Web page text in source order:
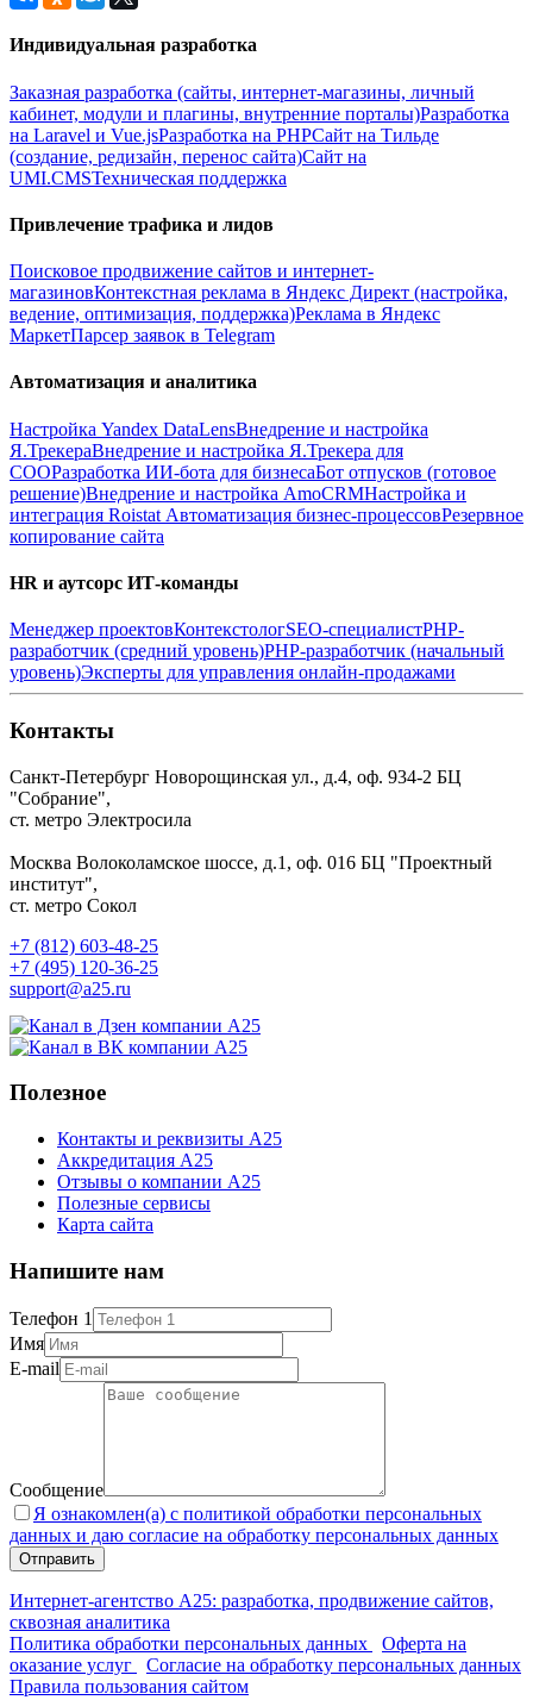
Индивидуальная разработка
Заказная разработка (сайты, интернет-магазины, личный
кабинет, модули и плагины, внутренние порталы)Разработка
на Laravel и Vue.jsРазработка на PHPСайт на Тильде
(создание, редизайн, перенос сайта)Сайт на
UMI.CMSТехническая поддержка
Привлечение трафика и лидов
Поисковое продвижение сайтов и интернет-
магазиновКонтекстная реклама в Яндекс Директ (настройка,
ведение, оптимизация, поддержка)Реклама в Яндекс
МаркетПарсер заявок в Telegram
Автоматизация и аналитика
Настройка Yandex DataLensВнедрение и настройка
Я.ТрекераВнедрение и настройка Я.Трекера для
СООРазработка ИИ-бота для бизнесаБот отпусков (готовое
решение)Внедрение и настройка AmoCRMНастройка и
интеграция Roistat Автоматизация бизнес-процессовРезервное
копирование сайта
HR и аутсорс ИТ-команды
Менеджер проектовКонтекстологSEO-специалистPHP-
разработчик (средний уровень)PHP-разработчик (начальный
уровень)Эксперты для управления онлайн-продажами
Контакты
Санкт-Петербург Новорощинская ул., д.4, оф. 934-2 БЦ
"Собрание",
ст. метро Электросила
Москва Волоколамское шоссе, д.1, оф. 016 БЦ "Проектный
институт",
ст. метро Сокол
+7 (812) 603-48-25
+7 (495) 120-36-25
support@a25.ru
Полезное
Контакты и реквизиты А25
Аккредитация А25
Отзывы о компании А25
Полезные сервисы
Карта сайта
Напишите нам
Телефон 1
Имя
E-mail
Сообщение
Я ознакомлен(а) с политикой обработки персональных
данных и даю согласие на обработку персональных данных
Интернет-агентство А25: разработка, продвижение сайтов,
сквозная аналитика
Политика обработки персональных данных
Оферта на
оказание услуг
Согласие на обработку персональных данных
Правила пользования сайтом